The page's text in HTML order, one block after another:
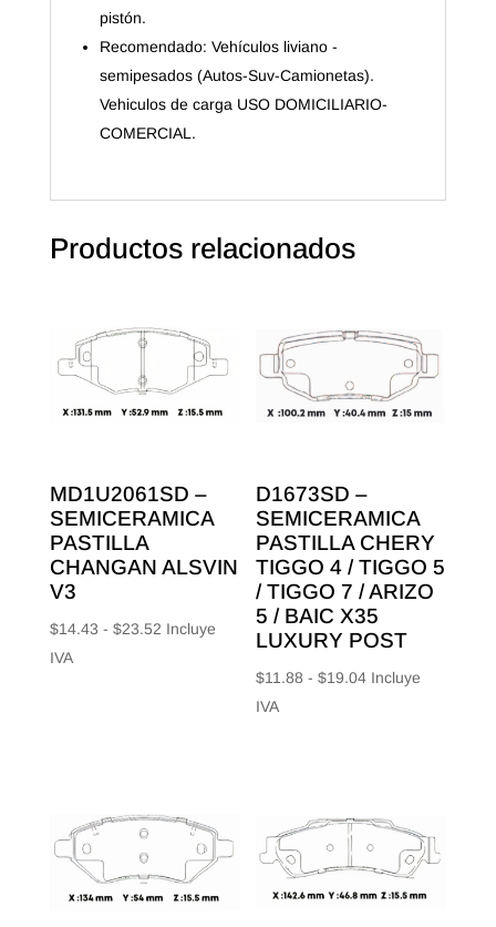
pistón.
Recomendado: Vehículos liviano -
semipesados (Autos-Suv-Camionetas).
Vehiculos de carga USO DOMICILIARIO-
COMERCIAL.
Productos relacionados
MD1U2061SD –
SEMICERAMICA
PASTILLA
CHANGAN ALSVIN
V3
$14.43 - $23.52Rango
Incluye
IVA
D1673SD –
SEMICERAMICA
PASTILLA CHERY
TIGGO 4 / TIGGO 5
/ TIGGO 7 / ARIZO
5 / BAIC X35
LUXURY POST
$11.88 - $19.04Rango
hasta
$19.04
Incluye
IVA